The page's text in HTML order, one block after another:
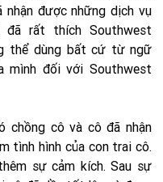
nhận được những dịch vụ
rất thích Southwest
thể dùng bất cứ từ ngữ
đối với Southwest
chồng cô và cô đã nhận
tình hình của con trai cô.
sự cảm kích. Sau sự